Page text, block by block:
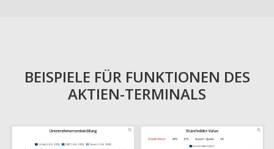
BEISPIELE FÜR FUNKTIONEN DES
AKTIEN-TERMINALS